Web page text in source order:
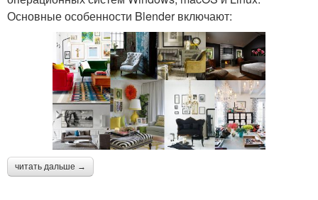
Основные особенности Blender включают:
читать дальше →